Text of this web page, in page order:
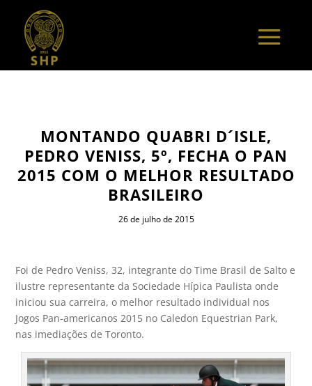
MONTANDO QUABRI D´ISLE,
PEDRO VENISS, 5º, FECHA O PAN
2015 COM O MELHOR RESULTADO
BRASILEIRO
26 de julho de 2015
Foi de Pedro Veniss, 32, integrante do Time Brasil de Salto e
ilustre representante da Sociedade Hípica Paulista onde
iniciou sua carreira, o melhor resultado individual nos
Jogos Pan-americanos 2015 no Caledon Equestrian Park,
nas imediações de Toronto.